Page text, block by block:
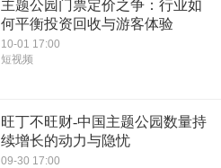
主题公园门票定价之争：行业如
何平衡投资回收与游客体验
10-01 17:00
短视频
旺丁不旺财-中国主题公园数量持
续增长的动力与隐忧
09-30 17:00